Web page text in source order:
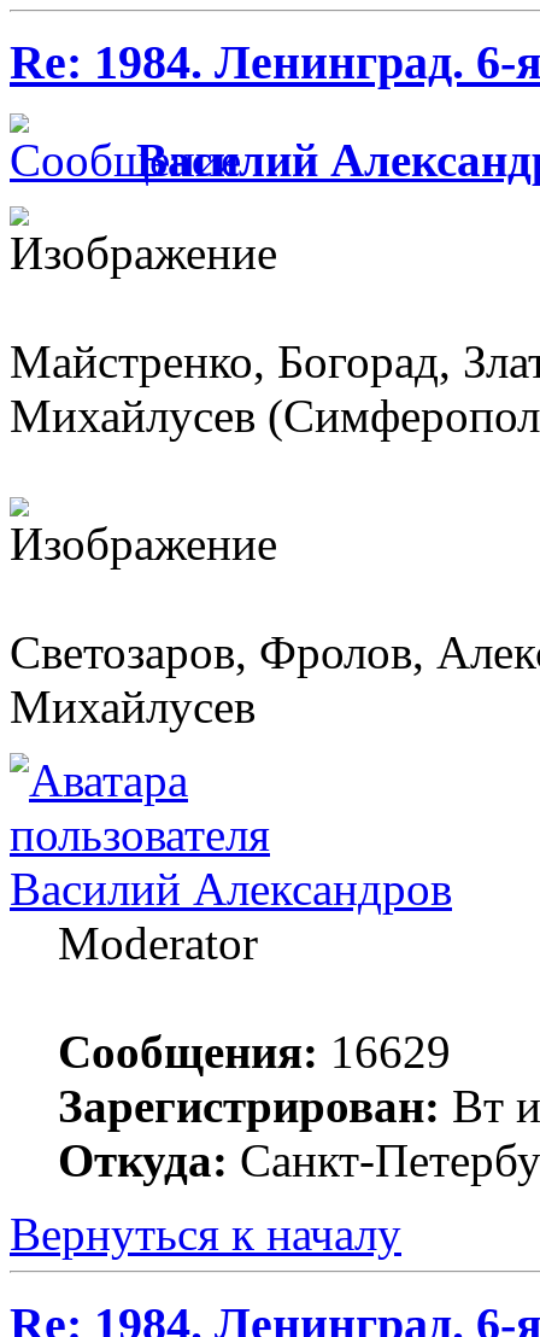
Re: 1984. Ленинград.
Василий
Майстренко, Богорад,
Михайлусев
Светозаров, Фролов,
Михайлусев
Василий Александров
Moderator
Сообщения: 16629
Зарегистрирован: Вт
Откуда: Санкт-
Вернуться к началу
Re: 1984. Ленинград.